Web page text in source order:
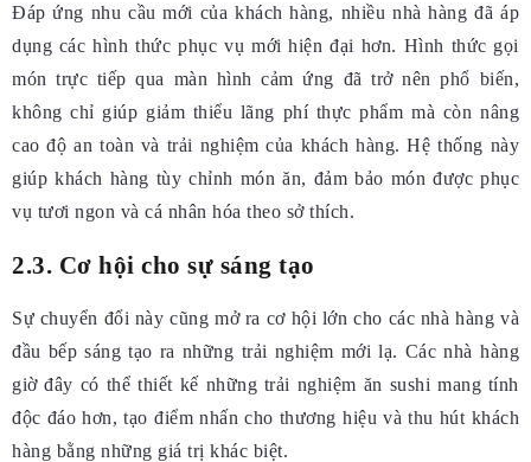
Đáp ứng nhu cầu mới của khách hàng, nhiều nhà hàng đã áp
dụng các hình thức phục vụ mới hiện đại hơn. Hình thức gọi
món trực tiếp qua màn hình cảm ứng đã trở nên phổ biến,
không chỉ giúp giảm thiểu lãng phí thực phẩm mà còn nâng
cao độ an toàn và trải nghiệm của khách hàng. Hệ thống này
giúp khách hàng tùy chỉnh món ăn, đảm bảo món được phục
vụ tươi ngon và cá nhân hóa theo sở thích.
2.3. Cơ hội cho sự sáng tạo
Sự chuyển đổi này cũng mở ra cơ hội lớn cho các nhà hàng và
đầu bếp sáng tạo ra những trải nghiệm mới lạ. Các nhà hàng
giờ đây có thể thiết kế những trải nghiệm ăn sushi mang tính
độc đáo hơn, tạo điểm nhấn cho thương hiệu và thu hút khách
hàng bằng những giá trị khác biệt.